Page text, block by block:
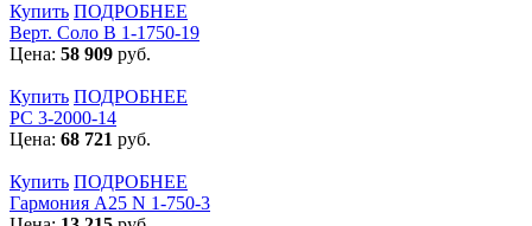
Купить ПОДРОБНЕЕ
Верт. Соло В 1-1750-19
Цена: 58 909 руб.
Купить ПОДРОБНЕЕ
РС 3-2000-14
Цена: 68 721 руб.
Купить ПОДРОБНЕЕ
Гармония А25 N 1-750-3